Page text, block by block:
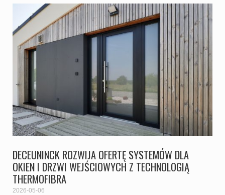
DECEUNINCK ROZWIJA OFERTĘ SYSTEMÓW DLA
OKIEN I DRZWI WEJŚCIOWYCH Z TECHNOLOGIĄ
THERMOFIBRA
2026-05-06